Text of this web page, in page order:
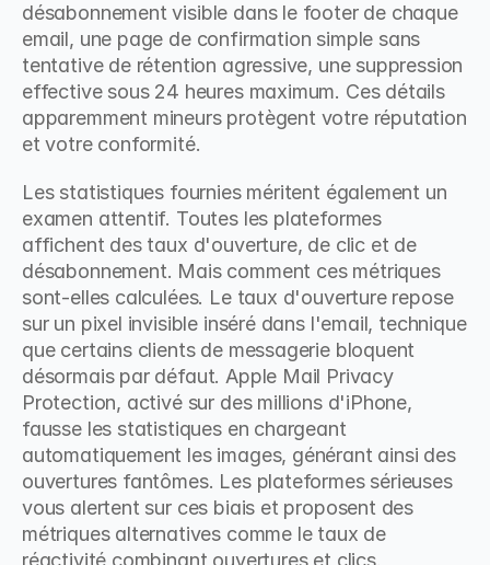
désabonnement visible dans le footer de chaque
email, une page de confirmation simple sans
tentative de rétention agressive, une suppression
effective sous 24 heures maximum. Ces détails
apparemment mineurs protègent votre réputation
et votre conformité.
Les statistiques fournies méritent également un
examen attentif. Toutes les plateformes
affichent des taux d'ouverture, de clic et de
désabonnement. Mais comment ces métriques
sont-elles calculées. Le taux d'ouverture repose
sur un pixel invisible inséré dans l'email, technique
que certains clients de messagerie bloquent
désormais par défaut. Apple Mail Privacy
Protection, activé sur des millions d'iPhone,
fausse les statistiques en chargeant
automatiquement les images, générant ainsi des
ouvertures fantômes. Les plateformes sérieuses
vous alertent sur ces biais et proposent des
métriques alternatives comme le taux de
réactivité combinant ouvertures et clics.